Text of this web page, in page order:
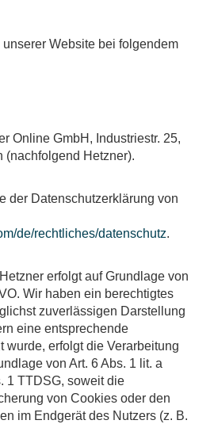
Website bei folgendem
Online GmbH, Industriestr. 25,
(nachfolgend Hetzner).
der Datenschutzerklärung von
de/rechtliches/datenschutz.
erfolgt auf Grundlage von
Wir haben ein berechtigtes
zuverlässigen Darstellung
eine entsprechende
wurde, erfolgt die Verarbeitung
von Art. 6 Abs. 1 lit. a
1 TTDSG, soweit die
von Cookies oder den
im Endgerät des Nutzers (z. B.